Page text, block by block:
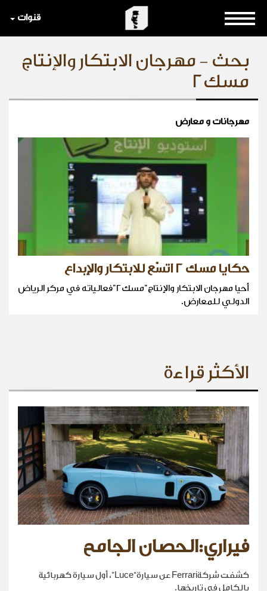
قنوات
بحث - مهرجان الابتكار والإنتاج
مسك٢
مهرجانات و معارض
حكايا مسك ٢ اتسّع للابتكار والإبداع
أحيا مهرجان الابتكار والإنتاج"مسك٢"فعالياته في مركر الرياض
الدولي للمعارض.
الأكثر قراءة
فيراري:الحصان الجامح
كشفت شركةFerrari عن سيارة“Luce”، أول سيارة كهربائية
بالكامل في تاريخها.